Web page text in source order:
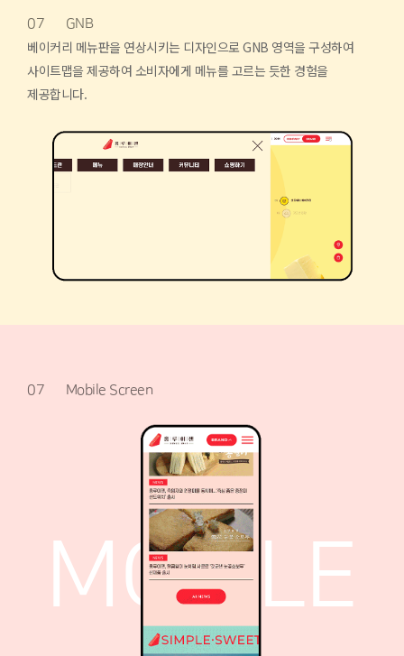
07 GNB
베이커리 메뉴판을 연상시키는 디자인으로 GNB 영역을 구성하여
사이트맵을 제공하여 소비자에게 메뉴를 고르는 듯한 경험을
제공합니다.
07 Mobile Screen
MOBILE